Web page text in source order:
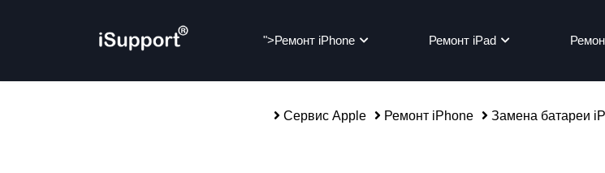
">Ремонт iPhone Ремонт iPad
Сервис Apple Ремонт iPhone Замена батареи